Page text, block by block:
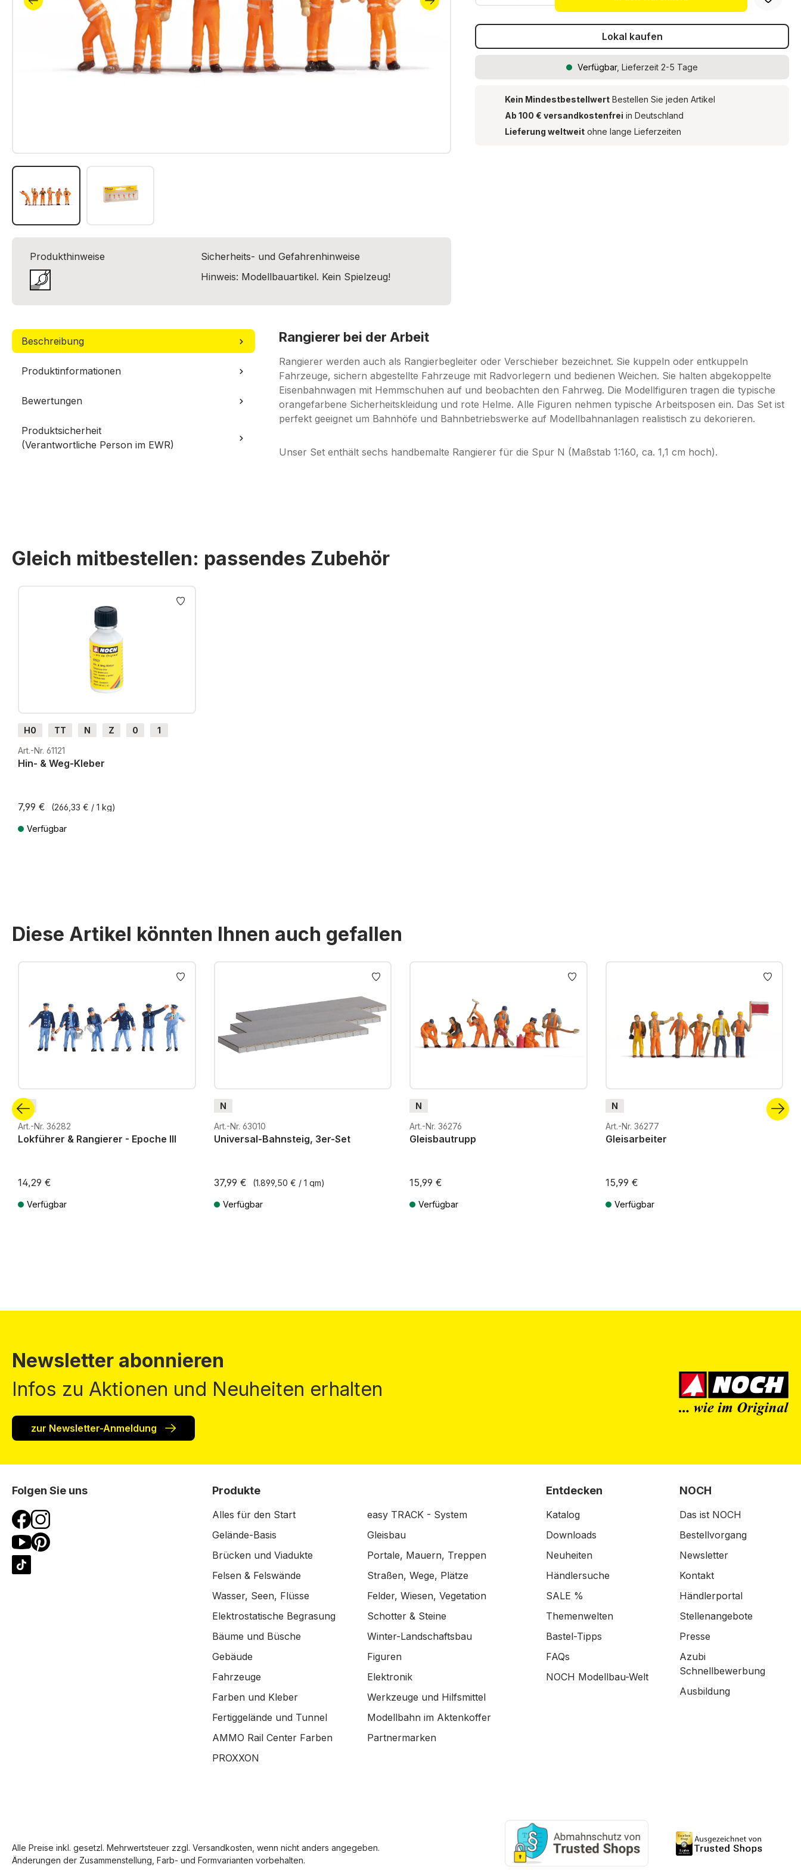
Lokal kaufen
Verfügbar, Lieferzeit 2-5 Tage
Kein Mindestbestellwert Bestellen Sie jeden Artikel
Ab 100 € versandkostenfrei in Deutschland
Lieferung weltweit ohne lange Lieferzeiten
Produkthinweise
Sicherheits- und Gefahrenhinweise
Hinweis: Modellbauartikel. Kein Spielzeug!
Beschreibung
Produktinformationen
Bewertungen
Produktsicherheit
(Verantwortliche Person im EWR)
Rangierer bei der Arbeit
Rangierer werden auch als Rangierbegleiter oder Verschieber bezeichnet. Sie kuppeln oder entkuppeln
Fahrzeuge, sichern abgestellte Fahrzeuge mit Radvorlegern und bedienen Weichen. Sie halten abgekoppelte
Eisenbahnwagen mit Hemmschuhen auf und beobachten den Fahrweg. Die Modellfiguren tragen die typische
orangefarbene Sicherheitskleidung und rote Helme. Alle Figuren nehmen typische Arbeitsposen ein. Das Set ist
perfekt geeignet um Bahnhöfe und Bahnbetriebswerke auf Modellbahnanlagen realistisch zu dekorieren.
Unser Set enthält sechs handbemalte Rangierer für die Spur N (Maßstab 1:160, ca. 1,1 cm hoch).
Gleich mitbestellen: passendes Zubehör
Produktgalerie überspringen
H0 TT N Z 0
1
G
H0m
Art.-Nr. 61121
Hin- & Weg-Kleber
7,99 € (266,33 € / 1 kg)
Verfügbar
Diese Artikel könnten Ihnen auch gefallen
Produktgalerie überspringen
N
Art.-Nr. 36282
Lokführer & Rangierer - Epoche III
14,29 €
Verfügbar
N
Art.-Nr. 63010
Universal-Bahnsteig, 3er-Set
37,99 € (1.899,50 € / 1 qm)
Verfügbar
N
Art.-Nr. 36276
Gleisbautrupp
15,99 €
Verfügbar
N
Art.-Nr. 36277
Gleisarbeiter
15,99 €
Verfügbar
Newsletter abonnieren
Infos zu Aktionen und Neuheiten erhalten
zur Newsletter-Anmeldung
Folgen Sie uns Produkte
Alles für den Start
easy TRACK - System
Gelände-Basis
Gleisbau
Brücken und Viadukte
Portale, Mauern, Treppen
Felsen & Felswände
Straßen, Wege, Plätze
Wasser, Seen, Flüsse
Felder, Wiesen, Vegetation
Elektrostatische Begrasung
Schotter & Steine
Bäume und Büsche
Winter-Landschaftsbau
Gebäude
Figuren
Fahrzeuge
Elektronik
Farben und Kleber
Werkzeuge und Hilfsmittel
Fertiggelände und Tunnel
Modellbahn im Aktenkoffer
AMMO Rail Center Farben
Partnermarken
PROXXON
Entdecken
Katalog
Downloads
Neuheiten
Händlersuche
SALE %
Themenwelten
Bastel-Tipps
FAQs
NOCH Modellbau-Welt
NOCH
Das ist NOCH
Bestellvorgang
Newsletter
Kontakt
Händlerportal
Stellenangebote
Presse
Azubi
Schnellbewerbung
Ausbildung
Alle Preise inkl. gesetzl. Mehrwertsteuer zzgl. Versandkosten , wenn nicht anders angegeben.
Änderungen der Zusammenstellung, Farb- und Formvarianten vorbehalten.